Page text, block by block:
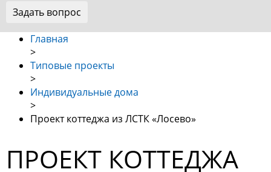
Задать вопрос
Главная
>
Типовые проекты
>
Индивидуальные дома
>
Проект коттеджа из ЛСТК «Лосево»
ПРОЕКТ КОТТЕДЖА